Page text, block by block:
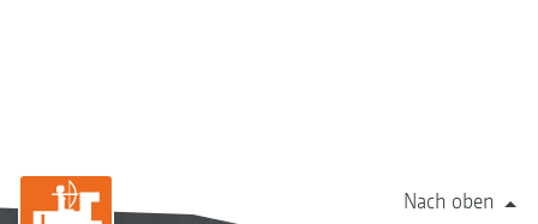
Nach oben